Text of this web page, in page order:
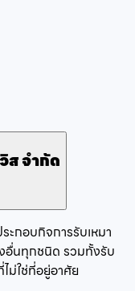
ส จำกัด
ะกอบกิจการรับเหมา
อื่นทุกชนิด รวมทั้งรับ
ม่ใช่ที่อยู่อาศัย